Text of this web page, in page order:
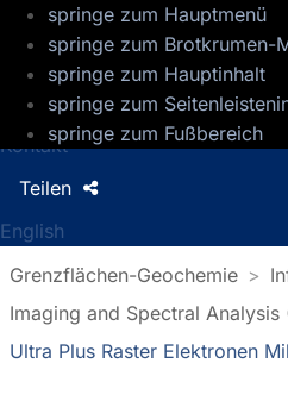
springe zum Hauptmenü
springe zum Brotkrumen-
springe zum Hauptinhalt
springe zum
springe zum Fußbereich
GFZ
Presse
Jobs
Kontakt
English
Teilen
Grenzflächen-Geochemie
Imaging and Spectral Analysis
Ultra Plus Raster Elektronen